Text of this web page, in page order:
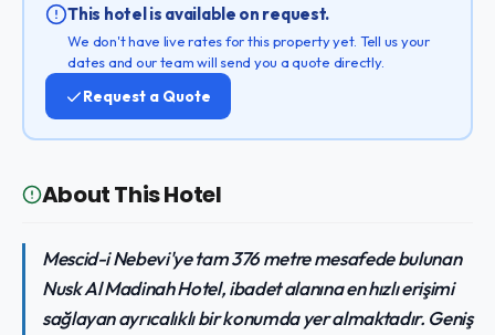
This hotel is available on request.
We don't have live rates for this property yet. Tell us your
dates and our team will send you a quote directly.
Request a Quote
About This Hotel
Mescid-i Nebevi'ye tam 376 metre mesafede bulunan
Nusk Al Madinah Hotel, ibadet alanına en hızlı erişimi
sağlayan ayrıcalıklı bir konumda yer almaktadır. Geniş